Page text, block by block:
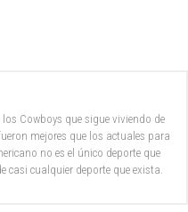
Cowboys que sigue viviendo de
mejores que los actuales para
no es el único deporte que
casi cualquier deporte que exista.